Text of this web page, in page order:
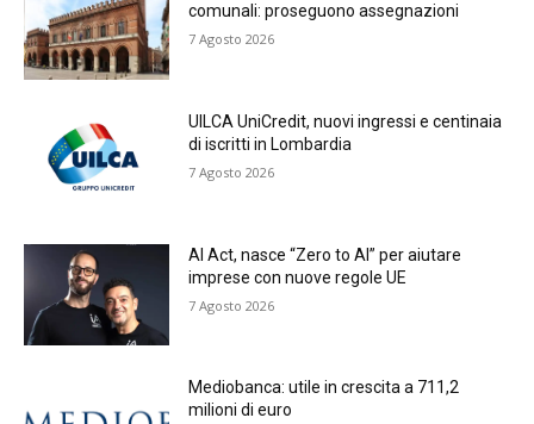
comunali: proseguono assegnazioni
7 Agosto 2026
UILCA UniCredit, nuovi ingressi e centinaia
di iscritti in Lombardia
7 Agosto 2026
AI Act, nasce “Zero to AI” per aiutare
imprese con nuove regole UE
7 Agosto 2026
Mediobanca: utile in crescita a 711,2
milioni di euro